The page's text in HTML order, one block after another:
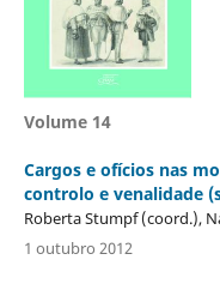
Volume 14
Cargos e ofícios nas
controlo e venalidade
Roberta Stumpf (coord.),
1 outubro 2012